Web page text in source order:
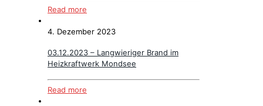
Read more
4. Dezember 2023
03.12.2023 – Langwieriger Brand im
Heizkraftwerk Mondsee
Read more